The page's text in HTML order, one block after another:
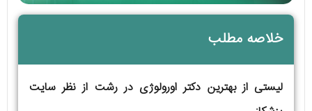
خلاصه مطلب
لیستی از بهترین دکتر اورولوژی در رشت از نظر سایت